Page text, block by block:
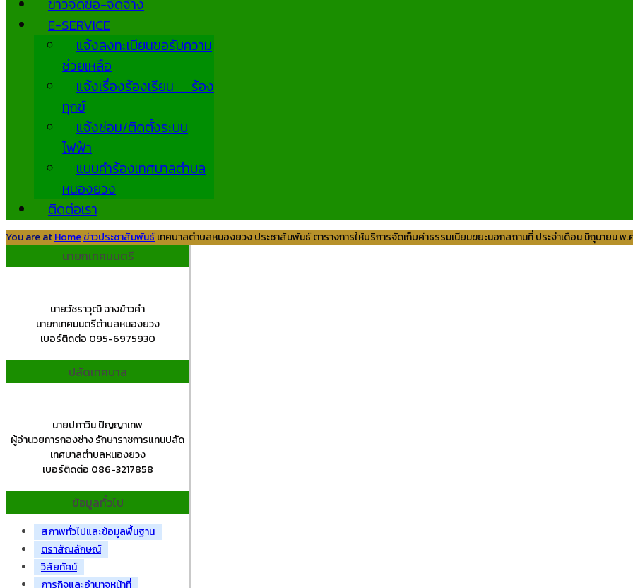
ข่าวจัดซื้อ-จัดจ้าง
E-SERVICE
แจ้งลงทะเบียนขอรับความ
ช่วยเหลือ
แจ้งเรื่องร้องเรียน ร้อง
ทุกข์
แจ้งซ่อม/ติดตั้งระบบ
ไฟฟ้า
แบบคำร้องเทศบาลตำบล
หนองยวง
ติดต่อเรา
You are atHomeข่าวประชาสัมพันธ์เทศบาลตำบลหนองยวง ประชาสัมพันธ์ ตารางการให้บริการจัดเก็บค่าธรรมเนียมขยะนอกสถานที่ ประจำเดือน มิถุนายน พ
นายกเทศมนตรี
นายวัชราวุฒิ ฉางข้าวคำ
นายกเทศมนตรีตำบลหนองยวง
เบอร์ติดต่อ 095-6975930
ปลัดเทศบาล
นายปภาวิน ปัญญาเทพ
ผู้อำนวยการกองช่าง รักษาราชการแทนปลัด
เทศบาลตำบลหนองยวง
เบอร์ติดต่อ 086-3217858
ข้อมูลทั่วไป
สภาพทั่วไปและข้อมูลพื้นฐาน
ตราสัญลักษณ์
วิสัยทัศน์
ภารกิจและอำนาจหน้าที่